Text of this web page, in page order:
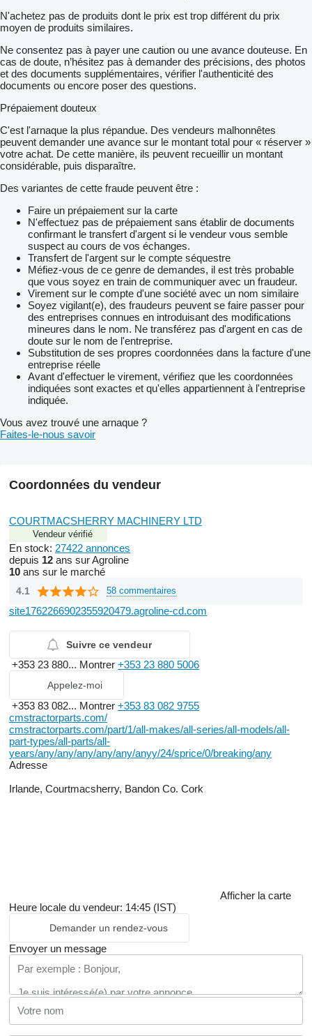
N'achetez pas de produits dont le prix est trop différent du prix
moyen de produits similaires.
Ne consentez pas à payer une caution ou une avance douteuse. En
cas de doute, n’hésitez pas à demander des précisions, des photos
et des documents supplémentaires, vérifier l'authenticité des
documents ou encore poser des questions.
Prépaiement douteux
C'est l'arnaque la plus répandue. Des vendeurs malhonnêtes
peuvent demander une avance sur le montant total pour « réserver »
votre achat. De cette manière, ils peuvent recueillir un montant
considérable, puis disparaître.
Des variantes de cette fraude peuvent être :
Faire un prépaiement sur la carte
N'effectuez pas de prépaiement sans établir de documents
confirmant le transfert d'argent si le vendeur vous semble
suspect au cours de vos échanges.
Transfert de l'argent sur le compte séquestre
Méfiez-vous de ce genre de demandes, il est très probable
que vous soyez en train de communiquer avec un fraudeur.
Virement sur le compte d'une société avec un nom similaire
Soyez vigilant(e), des fraudeurs peuvent se faire passer pour
des entreprises connues en introduisant des modifications
mineures dans le nom. Ne transférez pas d'argent en cas de
doute sur le nom de l'entreprise.
Substitution de ses propres coordonnées dans la facture d'une
entreprise réelle
Avant d'effectuer le virement, vérifiez que les coordonnées
indiquées sont exactes et qu'elles appartiennent à l'entreprise
indiquée.
Vous avez trouvé une arnaque ?
Faites-le-nous savoir
Coordonnées du vendeur
COURTMACSHERRY MACHINERY LTD
Vendeur vérifié
En stock: 27422 annonces
depuis 12 ans sur Agroline
10 ans sur le marché
4.1 58 commentaires
site1762266902355920479.agroline-cd.com
Suivre ce vendeur
+353 23 880... Montrer +353 23 880 5006
Appelez-moi
+353 83 082... Montrer +353 83 082 9755
cmstractorparts.com/
cmstractorparts.com/part/1/all-makes/all-series/all-models/all-
part-types/all-parts/all-
years/any/any/any/any/any/anyy/24/sprice/0/breaking/any
Adresse
Irlande, Courtmacsherry, Bandon Co. Cork
Afficher la carte
Heure locale du vendeur: 14:45 (IST)
Demander un rendez-vous
Envoyer un message